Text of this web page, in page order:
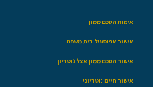
אימות הסכם ממון
אישור אפוסטיל בית משפט
אישור הסכם ממון אצל נוטריון
אישור חיים נוטריוני